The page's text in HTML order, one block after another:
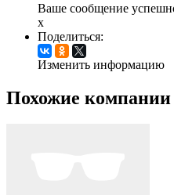
Ваше сообщение
x
Поделиться:
Изменить информацию
Похожие компании